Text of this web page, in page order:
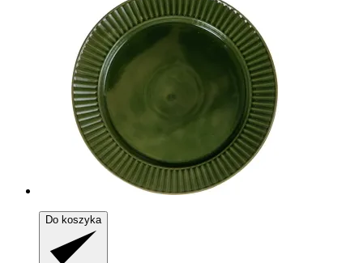
Do koszyka